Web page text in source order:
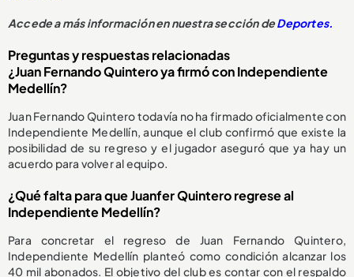
Accede a más información en nuestra sección deDeportes.
Preguntas y respuestas relacionadas
¿Juan Fernando Quintero ya firmó con Independiente
Medellín?
Juan Fernando Quintero todavía no ha firmado oficialmente con
Independiente Medellín, aunque el club confirmó que existe la
posibilidad de su regreso y el jugador aseguró que ya hay un
acuerdo para volver al equipo.
¿Qué falta para que Juanfer Quintero regrese al
Independiente Medellín?
Para concretar el regreso de Juan Fernando Quintero,
Independiente Medellín planteó como condición alcanzar los
40 mil abonados. El objetivo del club es contar con el respaldo